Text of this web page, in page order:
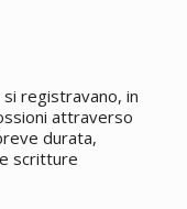
registravano, in
attraverso
durata,
scritture